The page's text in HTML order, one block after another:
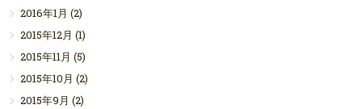
2016年1月 (2)
2015年12月 (1)
2015年11月 (5)
2015年10月 (2)
2015年9月 (2)